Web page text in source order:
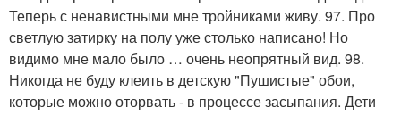
Теперь с ненавистными мне тройниками живу. 97. Про
светлую затирку на полу уже столько написано! Но
видимо мне мало было … очень неопрятный вид. 98.
Никогда не буду клеить в детскую "Пушистые" обои,
которые можно оторвать - в процессе засыпания. Дети